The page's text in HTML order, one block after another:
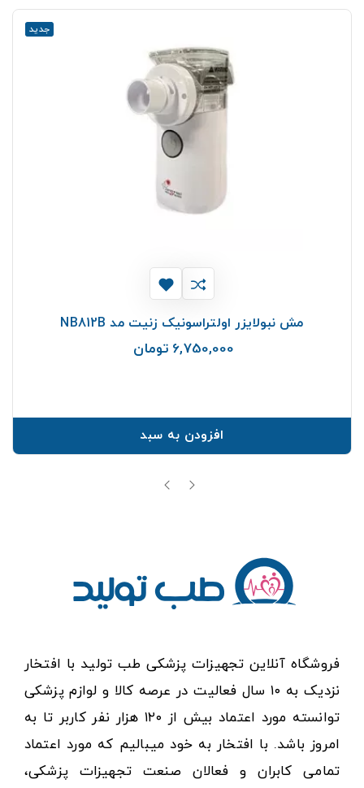
جدید
مش نبولایزر اولتراسونیک زنیت مد NB812B
6,750,000 تومان
افزودن به سبد
فروشگاه آنلاین تجهیزات پزشکی طب تولید با افتخار
نزدیک به ۱۰ سال فعالیت در عرصه کالا و لوازم پزشکی
توانسته مورد اعتماد بیش از ۱۲۰ هزار نفر کاربر تا به
امروز باشد. با افتخار به خود میبالیم که مورد اعتماد
تمامی کابران و فعالان صنعت تجهیزات پزشکی،